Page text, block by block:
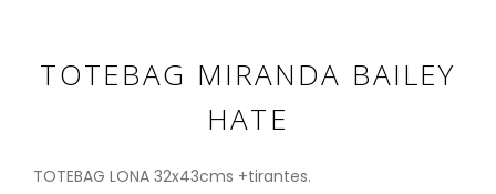
TOTEBAG MIRANDA BAILEY
HATE
TOTEBAG LONA 32x43cms +tirantes.